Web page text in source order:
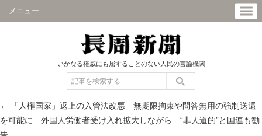
メニュー
いかなる権威にも屈することのない人民の言論機関
←
「人権国家」返上の入管法改悪 無期限拘束や問答無用の強制送還
を可能に 外国人労働者受け入れ拡大しながら “非人道的”と国連も勧